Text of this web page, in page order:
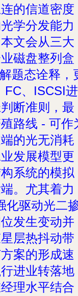
的信道密度
学分发能力
文会从三大
磁盘整列盒
题态诠释，
FC、ISCSI进
断准则，最
路线 - 可作
的光无消耗
发展模型更
系统的模拟
。尤其着力
化驱动光二
发生变动并
层热抖动带
案的形成速
进业转落地
理水平结合